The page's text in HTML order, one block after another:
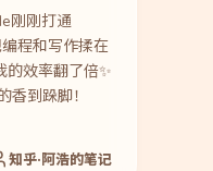
刚刚打通
程和写作揉在
效率翻了倍✨
到跺脚！
知乎·阿浩的笔记